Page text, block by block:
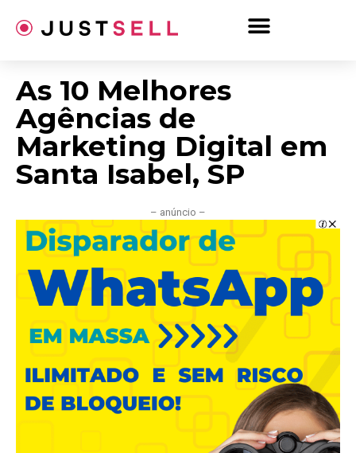
para
As 10 Melhores
Agências de
Marketing Digital em
Santa Isabel, SP
– anúncio –